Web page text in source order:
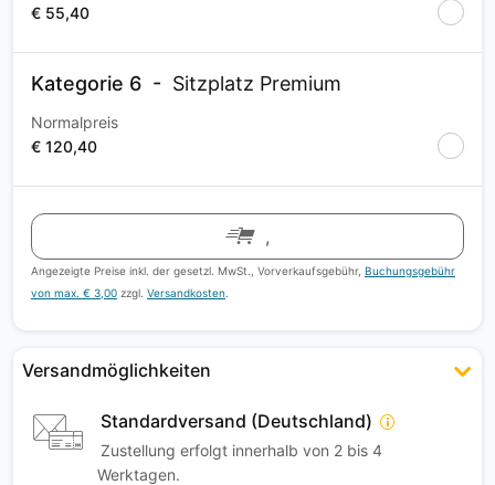
€ 55,40
Kategorie 6 Sitzplatz Premium
Normalpreis
€ 120,40
,
Angezeigte Preise inkl. der gesetzl. MwSt., Vorverkaufsgebühr, Buchungsgebühr
von max. € 3,00 zzgl. Versandkosten
Versandmöglichkeiten
Standardversand (Deutschland)
Zustellung erfolgt innerhalb von 2 bis 4
Werktagen.